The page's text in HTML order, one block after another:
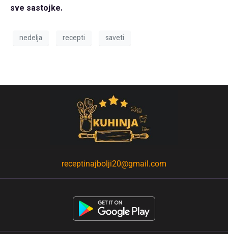
sve sastojke.
nedelja recepti saveti
receptinajbolji20@gmail.com